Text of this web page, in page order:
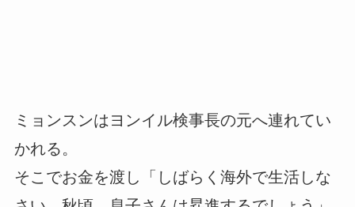
ミョンスンはヨンイル検事長の元へ連れてい
かれる。
そこでお金を渡し「しばらく海外で生活しな